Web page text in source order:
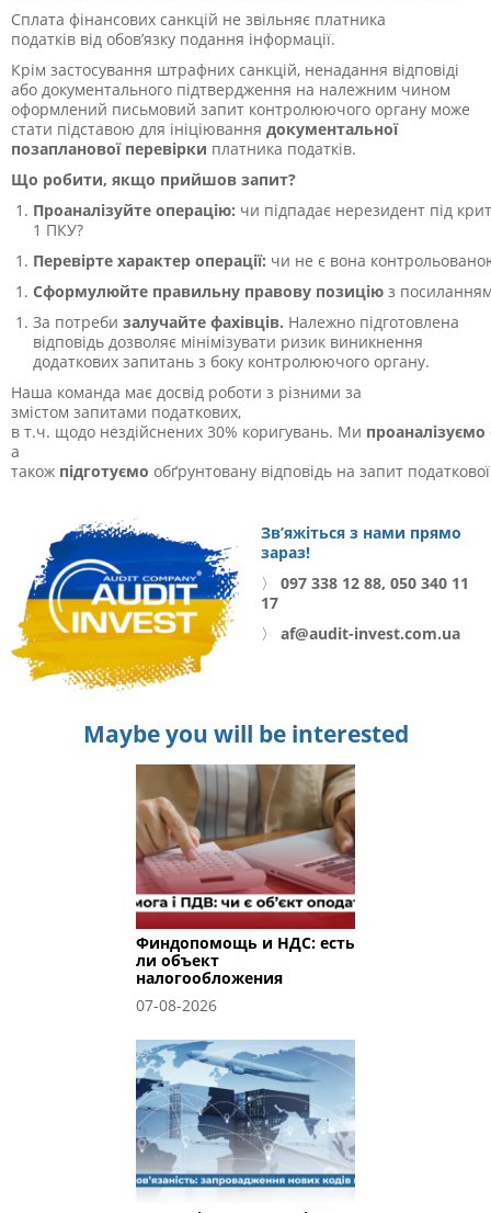
Сплата фінансових санкцій не звільняє платника
податків від обов’язку подання інформації.
Крім застосування штрафних санкцій, ненадання відповіді
або документального підтвердження на належним чином
оформлений письмовий запит контролюючого органу може
стати підставою для ініціювання документальної
позапланової перевірки платника податків.
Що робити, якщо прийшов запит?
Проаналізуйте операцію: чи підпадає нерезидент під
1 ПКУ?
Перевірте характер операції: чи не є вона
Сформулюйте правильну правову позицію з
За потреби залучайте фахівців. Належно підготовлена
відповідь дозволяє мінімізувати ризик виникнення
додаткових запитань з боку контролюючого органу.
Наша команда має досвід роботи з різними за
змістом запитами податкових,
в т.ч. щодо нездійснених 30% коригувань. Ми проаналізуємо
а
також підготуємо обґрунтовану відповідь на запит
Зв’яжіться з нами прямо
зараз!
〉
097 338 12 88, 050 340 11
17
〉
af@audit-invest.com.ua
Maybe you will be interested
Финдопомощь и НДС: есть
ли объект
налогообложения
07-08-2026